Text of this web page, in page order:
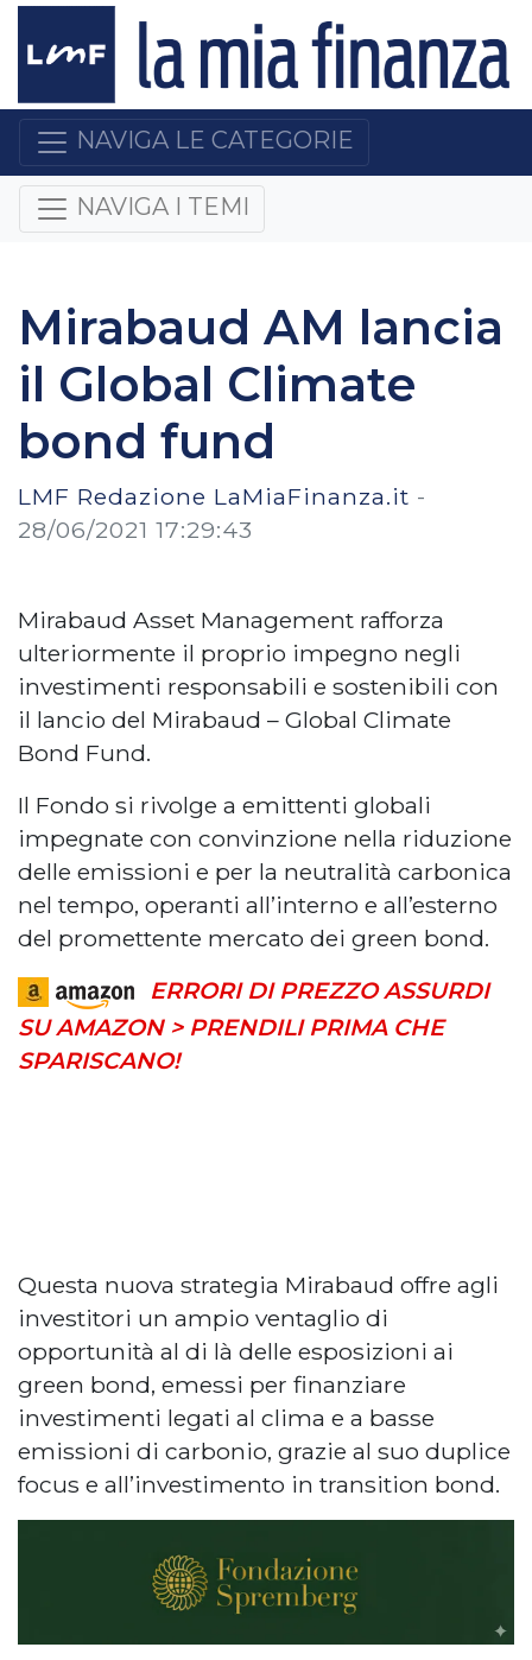
NAVIGA LE CATEGORIE
NAVIGA I TEMI
Mirabaud AM lancia
il Global Climate
bond fund
LMF Redazione LaMiaFinanza.it -
28/06/2021 17:29:43
Mirabaud Asset Management rafforza
ulteriormente il proprio impegno negli
investimenti responsabili e sostenibili con
il lancio del Mirabaud – Global Climate
Bond Fund.
Il Fondo si rivolge a emittenti globali
impegnate con convinzione nella riduzione
delle emissioni e per la neutralità carbonica
nel tempo, operanti all’interno e all’esterno
del promettente mercato dei green bond.
ERRORI DI PREZZO ASSURDI
SU AMAZON > PRENDILI PRIMA CHE
SPARISCANO!
Questa nuova strategia Mirabaud offre agli
investitori un ampio ventaglio di
opportunità al di là delle esposizioni ai
green bond, emessi per finanziare
investimenti legati al clima e a basse
emissioni di carbonio, grazie al suo duplice
focus e all’investimento in transition bond.